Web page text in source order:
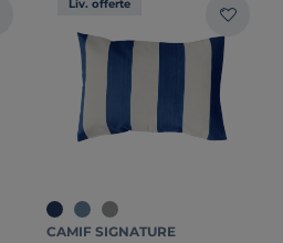
Liv. offerte
CAMIF SIGNATURE